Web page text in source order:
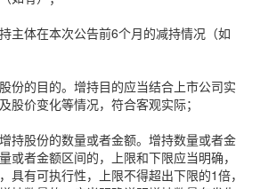
持主体在本次公告前6个月的减持情况（如
股份的目的。增持目的应当结合上市公司实
股价变化等情况，符合客观实际；
增持股份的数量或者金额。增持数量或者金
或者金额区间的，上限和下限应当明确，
具有可执行性，上限不得超出下限的1倍，